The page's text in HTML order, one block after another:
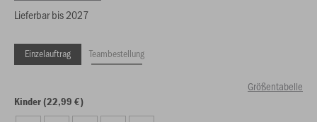
Lieferbar bis 2027
Einzelauftrag Teambestellung
Größentabelle
Kinder (22,99 €)